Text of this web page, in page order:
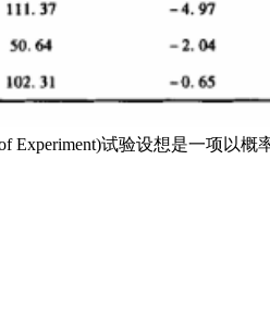
Experiment)试验设想是一项以